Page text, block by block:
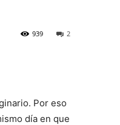
2
939
Por eso
día en que